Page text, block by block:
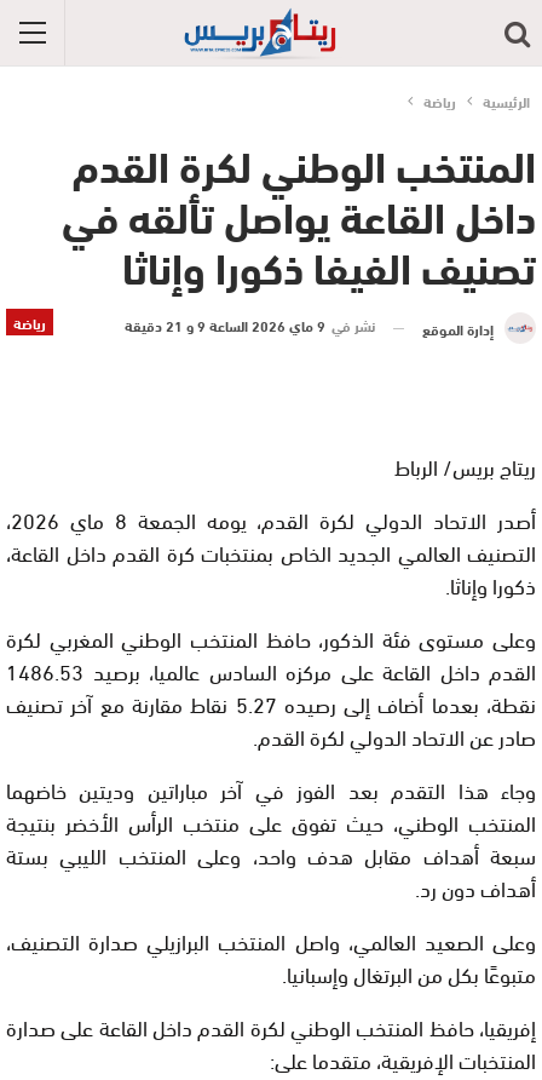
الرئيسية رياضة
المنتخب الوطني لكرة القدم
داخل القاعة يواصل تألقه في
تصنيف الفيفا ذكورا وإناثا
رياضة إدارة الموقع نشر في 9 ماي 2026 الساعة 9 و 21 دقيقة
ريتاج بريس/ الرباط
أصدر الاتحاد الدولي لكرة القدم، يومه الجمعة 8 ماي 2026،
التصنيف العالمي الجديد الخاص بمنتخبات كرة القدم داخل القاعة،
ذكورا وإناثا.
وعلى مستوى فئة الذكور، حافظ المنتخب الوطني المغربي لكرة
القدم داخل القاعة على مركزه السادس عالميا، برصيد 1486.53
نقطة، بعدما أضاف إلى رصيده 5.27 نقاط مقارنة مع آخر تصنيف
صادر عن الاتحاد الدولي لكرة القدم.
وجاء هذا التقدم بعد الفوز في آخر مباراتين وديتين خاضهما
المنتخب الوطني، حيث تفوق على منتخب الرأس الأخضر بنتيجة
سبعة أهداف مقابل هدف واحد، وعلى المنتخب الليبي بستة
أهداف دون رد.
وعلى الصعيد العالمي، واصل المنتخب البرازيلي صدارة التصنيف،
متبوعًا بكل من البرتغال وإسبانيا.
إفريقيا، حافظ المنتخب الوطني لكرة القدم داخل القاعة على صدارة
المنتخبات الإفريقية، متقدما على: